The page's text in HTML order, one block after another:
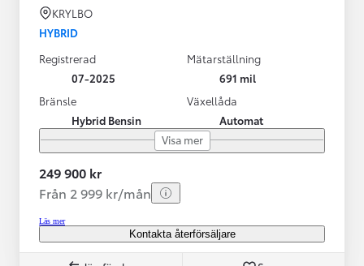
KRYLBO
HYBRID
Registrerad
07-2025
Mätarställning
691 mil
Bränsle
Hybrid Bensin
Växellåda
Automat
Visa mer
249 900 kr
Från 2 999 kr/mån
Läs mer
Kontakta återförsäljare